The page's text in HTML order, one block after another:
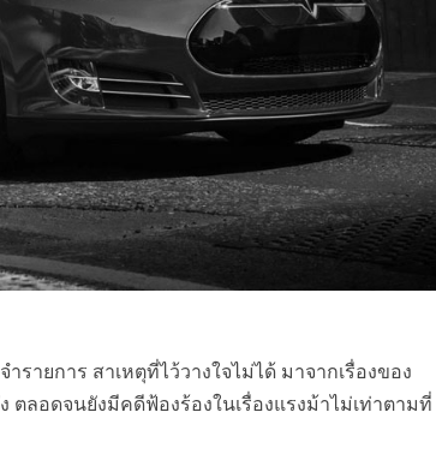
ายการ สาเหตุที่ไว้วางใจไม่ได้ มาจากเรื่องของ
ลอดจนยังมีคดีฟ้องร้องในเรื่องแรงม้าไม่เท่าตามที่